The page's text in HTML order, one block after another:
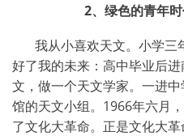
2、绿色的青年时
我从小喜欢天文。小学三
好了我的未来：高中毕业后
文，做一个天文学家。一进
馆的天文小组。 1966年六月
了文化大革命。正是文化大